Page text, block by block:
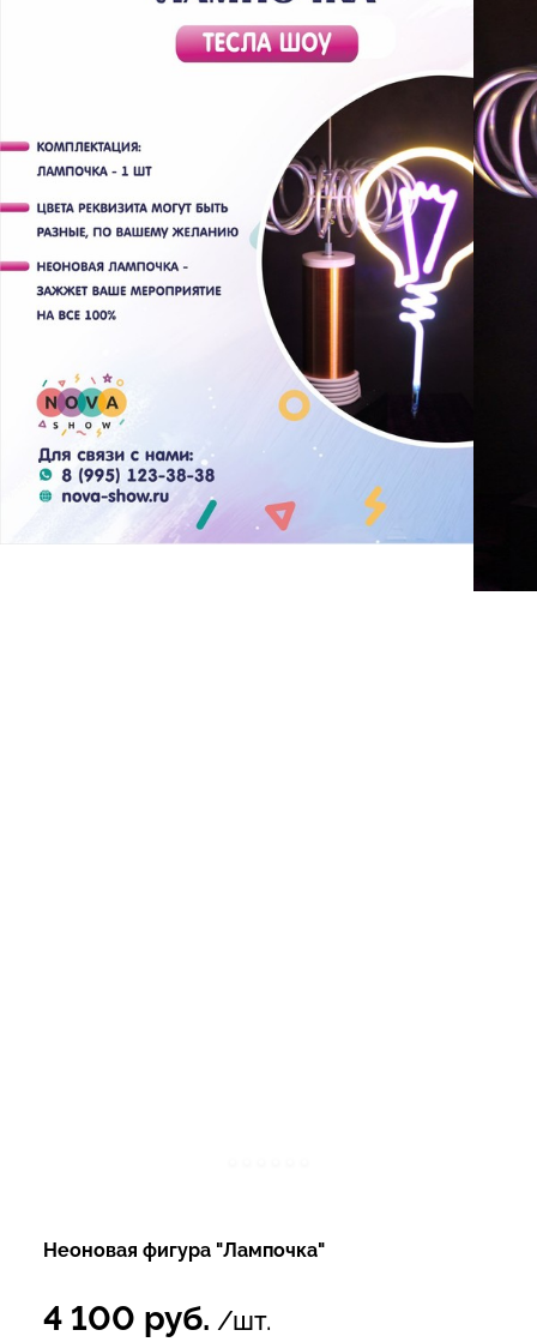
Неоновая фигура "Лампочка"
4 100 руб. /шт.